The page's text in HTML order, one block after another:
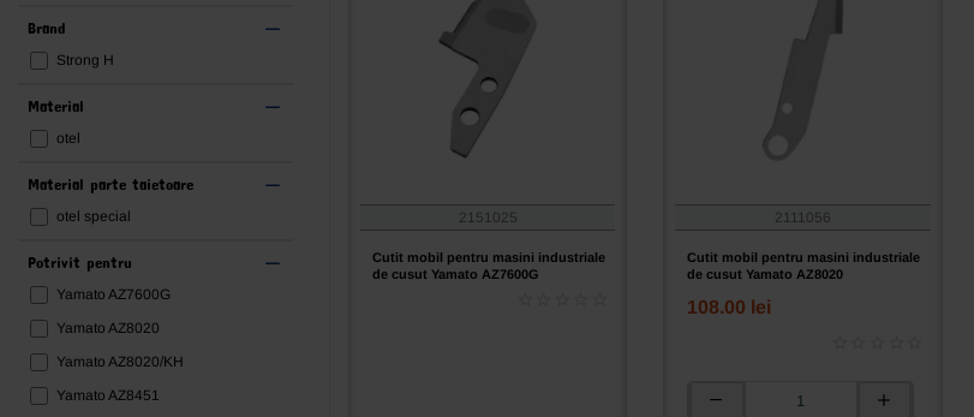
Brand
Strong H
Material
otel
Material parte taietoare
otel special
Potrivit pentru
Yamato AZ7600G
Yamato AZ8020
Yamato AZ8020/KH
Yamato AZ8451
2151025
Cutit mobil pentru masini industriale
de cusut Yamato AZ7600G
2111056
Cutit mobil pentru masini industriale
de cusut Yamato AZ8020
108.00 lei